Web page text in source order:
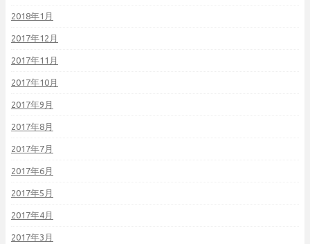
2018年1月
2017年12月
2017年11月
2017年10月
2017年9月
2017年8月
2017年7月
2017年6月
2017年5月
2017年4月
2017年3月